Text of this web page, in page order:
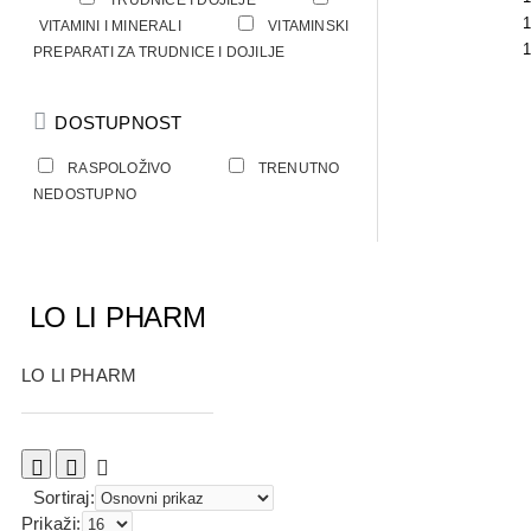
VITAMINI I MINERALI 1
VITAMINSKI
PREPARATI ZA TRUDNICE I DOJILJE
1
DOSTUPNOST
RASPOLOŽIVO
TRENUTNO
NEDOSTUPNO
LO LI PHARM
LO LI PHARM
Sortiraj:
Prikaži: